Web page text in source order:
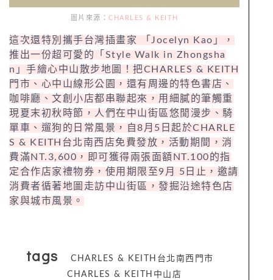
圖片來源： CHARLES & KEITH
這次還特別攜手台灣插畫家 「Jocelyn Kao」，
推出一份超可愛的「Style Walk in Zhongsha
n」手繪心中山散步地圖！把CHARLES & KEITH
門市、心中山線形公園，還有周邊的特色書店、
咖啡廳、文創小店都串聯起來，用細膩的筆觸重
現夏末初秋時節，人們在中山街區悠閒漫步、騎
單車、遛狗的日常風景，自8月5日起於CHARLE
S & KEITH台北南西店免費發放，活動期間，消
費滿NT.3,600，即可獲得兩張面額NT.100的指
定合作店家禮物券，使用期限至9月 5日止，邀請
消費者循著地圖走訪中山街區，發掘沿途特色店
家與城市風景。
tags
CHARLES & KEITH台北南西門市
CHARLES & KEITH中山店